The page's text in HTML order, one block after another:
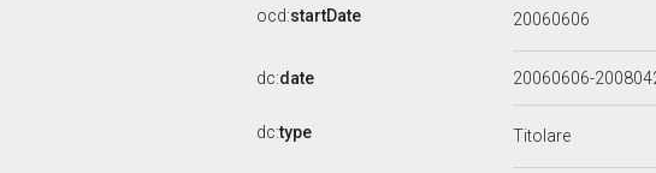
ocd:startDate 20060606
dc:date 20060606-
dc:type Titolare